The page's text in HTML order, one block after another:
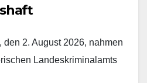
den 2. August 2026, nahmen
Landeskriminalamts